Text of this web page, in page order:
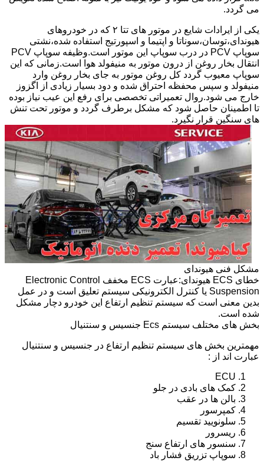
می گردد.
یکی از ایرادات شایع در موتور های تتا ۲ که در خودروهای
هیوندای،توسان،سوناتا و اپتیما و اسپورتیج استفاده شده،نشتی
سوپاپ PCV در درب سوپاپ این موتور است.وظیفه سوپاپ PCV
انتقال بخار روغن از درون موتور به منیفولد هوا است.زمانی که این
سوپاپ معیوب گردد کل روغن موتور به جای بخار روغن وارد
منیفولد و سپس محفظه احتراق شده و دود بسیار زیادی از اگزوز
خارج می شود.روال تعمیراتی تخصصی برای رفع این عیب نیاز بوده
تا اطمینان حاصل شود که مشکل برطرف گردد و موتور تحت تنش
های سنگین قرار نگیرد.
مشکل فنی هیوندای
خطای ECS هیوندای:عبارت ECS مخفف Electronic Control
Suspension یا کنترل الکترونیکی سیستم تعلیق است و در عمل
بدین معنی است که سیستم تنظیم ارتفاع این خودرو دچار مشکل
شده است.
بخش های مختلف سیستم Ecs جنسیس و سنتنیال
مهمترین بخش های سیستم تنظیم ارتفاع در جنسیس و سنتنیال
عبارت اند از :
ECU
کمک های بادی در جلو
بالن ها در عقب
کمپرسور
سلونویید تقسیم
ریسرور
سنسور های ارتفاع سنج
سوپاپ تزریق فشار باد